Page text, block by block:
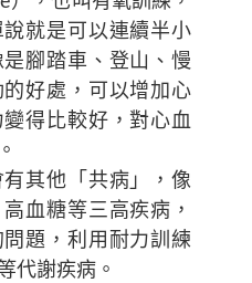
就是可以連續半小
腳踏車、登山、慢
好處，可以增加心
得比較好，對心血
其他「共病」，像
血糖等三高疾病，
題，利用耐力訓練
代謝疾病。